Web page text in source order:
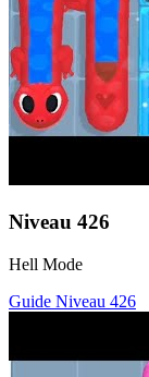
Niveau 426
Hell Mode
Guide Niveau 426